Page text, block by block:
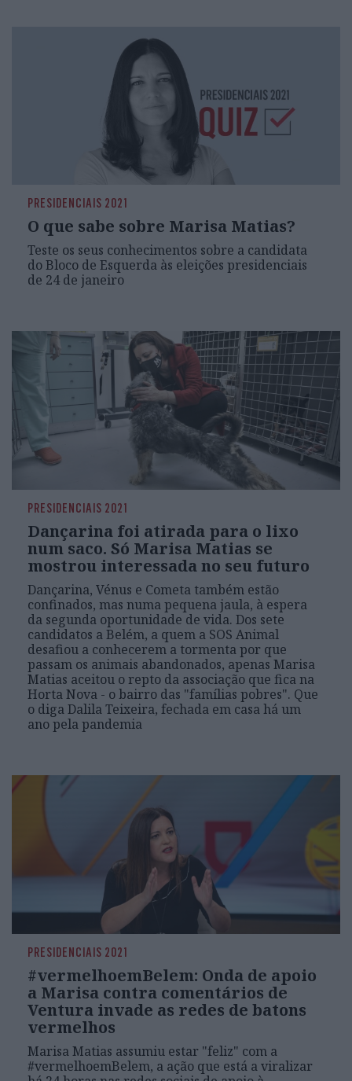
PRESIDENCIAIS 2021
O que sabe sobre Marisa Matias?
Teste os seus conhecimentos sobre a candidata
do Bloco de Esquerda às eleições presidenciais
de 24 de janeiro
PRESIDENCIAIS 2021
Dançarina foi atirada para o lixo
num saco. Só Marisa Matias se
mostrou interessada no seu futuro
Dançarina, Vénus e Cometa também estão
confinados, mas numa pequena jaula, à espera
da segunda oportunidade de vida. Dos sete
candidatos a Belém, a quem a SOS Animal
desafiou a conhecerem a tormenta por que
passam os animais abandonados, apenas Marisa
Matias aceitou o repto da associação que fica na
Horta Nova - o bairro das "famílias pobres". Que
o diga Dalila Teixeira, fechada em casa há um
ano pela pandemia
PRESIDENCIAIS 2021
#vermelhoemBelem: Onda de apoio
a Marisa contra comentários de
Ventura invade as redes de batons
vermelhos
Marisa Matias assumiu estar "feliz" com a
#vermelhoemBelem, a ação que está a viralizar